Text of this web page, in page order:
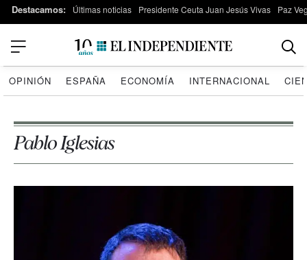
Destacamos: Últimas noticias Presidente Ceuta Juan Jesús Vivas Paz
OPINIÓN ESPAÑA ECONOMÍA INTERNACIONAL
Pablo Iglesias